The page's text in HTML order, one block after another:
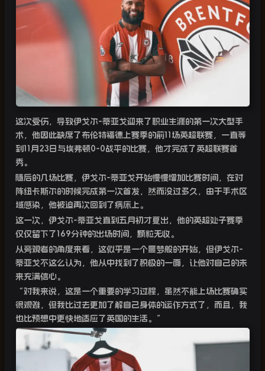
这次受伤，导致伊戈尔-蒂亚戈迎来了职业生涯的第一次大型手
术，他因此缺席了布伦特福德上赛季的前11 场英超联赛，一直等
到 11 月 23 日与埃弗顿0-0战平的比赛，他才完成了英超联赛首
秀。
随后的几场比赛，伊戈尔-蒂亚戈开始慢慢增加比赛时间，在对
阵纽卡斯尔的时候完成第一次首发，然而没过多久，由于手术区
域感染，他被迫再次回到了病床上。
这一次，伊戈尔-蒂亚戈直到五月初才复出，他的英超处子赛季
仅仅留下了169分钟的出场时间，颗粒无收。
从旁观者的角度来看，这似乎是一个噩梦般的开始，但伊戈尔-
蒂亚戈不这么认为，他从中找到了积极的一面，让他对自己的未
来充满信心。
“对我来说，这是一个重要的学习过程，虽然不能上场比赛确实
很艰难，但我比过去更加了解自己身体的运作方式了，而且，我
也比预想中更快地适应了英国的生活。”